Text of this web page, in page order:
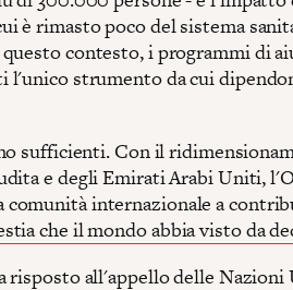
è rimasto poco del sistema
contesto, i programmi di
l'unico strumento da cui
sufficienti. Con il
e degli Emirati Arabi Uniti,
comunità internazionale a
che il mondo abbia visto da
risposto all'appello delle